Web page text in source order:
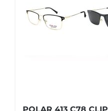
POLAR 413 C78 CLIP